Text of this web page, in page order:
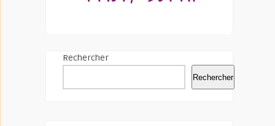
Rechercher
Rechercher